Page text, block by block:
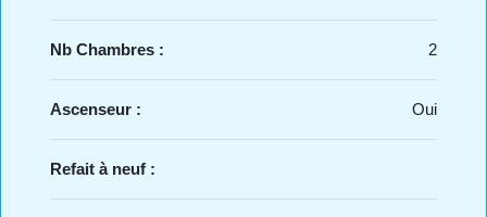
Nb Chambres : 2
Ascenseur : Oui
Refait à neuf :